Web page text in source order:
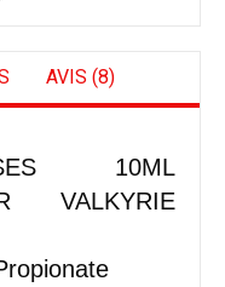
AVIS (8)
10ML
VALKYRIE